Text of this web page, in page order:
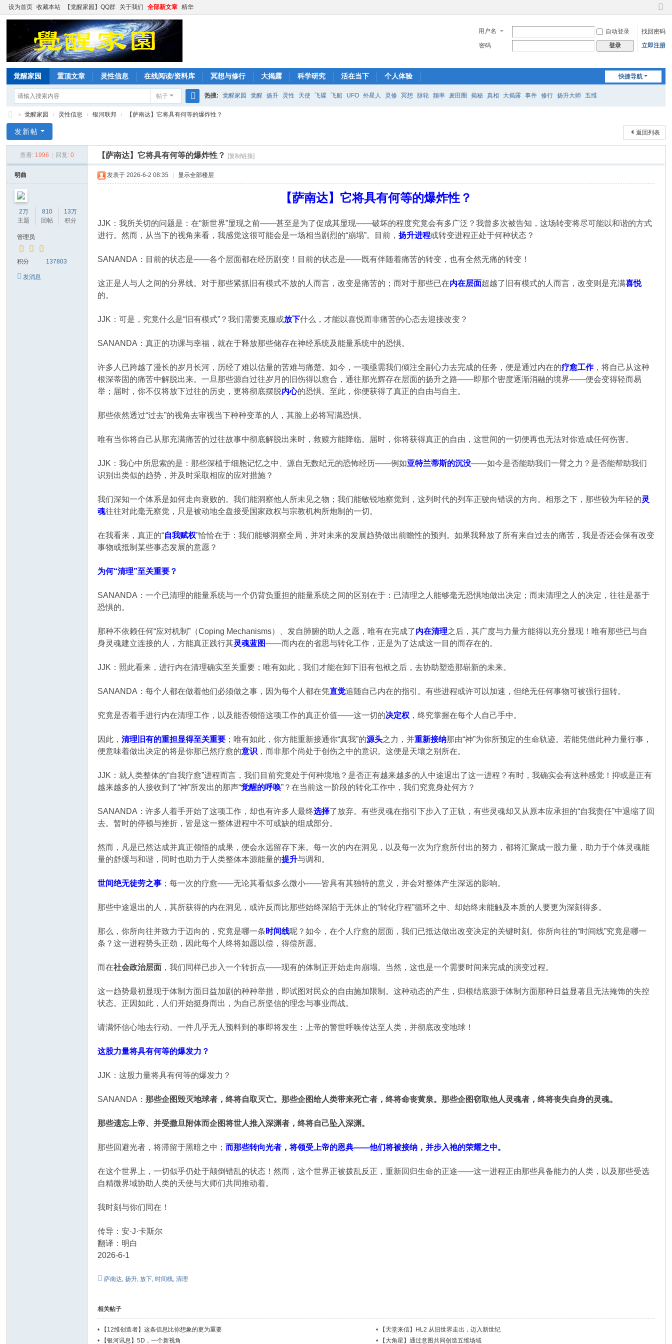
设为首页 收藏本站 【觉醒家园】QQ群 关于我们 全部新文章 精华
切
到
窄
用户名 自动登录
找回密码
密码
登录 立即注册
快捷导航
觉醒家园 置顶文章 灵性信息 在线阅读/资料库 冥想与修行 大揭露 科学研究 活在当下 个人体验
帖子
搜
热搜: 觉醒家园 觉醒 扬升 灵性 天使 飞碟 飞船 UFO 外星人 灵修 冥想 脉轮 频率 麦田圈 揭秘 真相 大揭露 事件 修行 扬升大师 五维
醒
园
» 觉醒家园 › 灵性信息 › 银河联邦 › 【萨南达】它将具有何等的爆炸性？
返回列表
发新帖
查看: 1996 回复: 0 【萨南达】它将具有何等的爆炸性？ [复制链接]
明曲
2万
主题
810
回帖
13万
积分
管理员
积分 137803
发消息
发表于 2026-6-2 08:35 显示全部楼层
【萨南达】它将具有何等的爆炸性？
JJK：我所关切的问题是：在“新世界”显现之前——甚至是为了促成其显现——破坏的程度究竟会有多广泛？我曾多次被告知，这场转变将尽可能以和谐的方式
进行。然而，从当下的视角来看，我感觉这很可能会是一场相当剧烈的“崩塌”。目前，扬升进程或转变进程正处于何种状态？
SANANDA：目前的状态是——各个层面都在经历剧变！目前的状态是——既有伴随着痛苦的转变，也有全然无痛的转变！
这正是人与人之间的分界线。对于那些紧抓旧有模式不放的人而言，改变是痛苦的；而对于那些已在内在层面超越了旧有模式的人而言，改变则是充满喜悦
的。
JJK：可是，究竟什么是“旧有模式”？我们需要克服或放下什么，才能以喜悦而非痛苦的心态去迎接改变？
SANANDA：真正的功课与幸福，就在于释放那些储存在神经系统及能量系统中的恐惧。
许多人已跨越了漫长的岁月长河，历经了难以估量的苦难与痛楚。如今，一项亟需我们倾注全副心力去完成的任务，便是通过内在的疗愈工作，将自己从这种
根深蒂固的痛苦中解脱出来。一旦那些源自过往岁月的旧伤得以愈合，通往那光辉存在层面的扬升之路——即那个密度逐渐消融的境界——便会变得轻而易
举；届时，你不仅将放下过往的历史，更将彻底摆脱内心的恐惧。至此，你便获得了真正的自由与自主。
那些依然透过“过去”的视角去审视当下种种变革的人，其脸上必将写满恐惧。
唯有当你将自己从那充满痛苦的过往故事中彻底解脱出来时，救赎方能降临。届时，你将获得真正的自由，这世间的一切便再也无法对你造成任何伤害。
JJK：我心中所思索的是：那些深植于细胞记忆之中、源自无数纪元的恐怖经历——例如亚特兰蒂斯的沉没——如今是否能助我们一臂之力？是否能帮助我们
识别出类似的趋势，并及时采取相应的应对措施？
我们深知一个体系是如何走向衰败的。我们能洞察他人所未见之物；我们能敏锐地察觉到，这列时代的列车正驶向错误的方向。相形之下，那些较为年轻的灵
魂往往对此毫无察觉，只是被动地全盘接受国家政权与宗教机构所炮制的一切。
在我看来，真正的“自我赋权”恰恰在于：我们能够洞察全局，并对未来的发展趋势做出前瞻性的预判。如果我释放了所有来自过去的痛苦，我是否还会保有改变
事物或抵制某些事态发展的意愿？
为何“清理”至关重要？
SANANDA：一个已清理的能量系统与一个仍背负重担的能量系统之间的区别在于：已清理之人能够毫无恐惧地做出决定；而未清理之人的决定，往往是基于
恐惧的。
那种不依赖任何“应对机制”（Coping Mechanisms）、发自肺腑的助人之愿，唯有在完成了内在清理之后，其广度与力量方能得以充分显现！唯有那些已与自
身灵魂建立连接的人，方能真正践行其灵魂蓝图——而内在的省思与转化工作，正是为了达成这一目的而存在的。
JJK：照此看来，进行内在清理确实至关重要；唯有如此，我们才能在卸下旧有包袱之后，去协助塑造那崭新的未来。
SANANDA：每个人都在做着他们必须做之事，因为每个人都在凭直觉追随自己内在的指引。有些进程或许可以加速，但绝无任何事物可被强行扭转。
究竟是否着手进行内在清理工作，以及能否领悟这项工作的真正价值——这一切的决定权 ，终究掌握在每个人自己手中。
因此，清理旧有的重担显得至关重要 ；唯有如此，你方能重新接通你“真我”的源头之力，并重新接纳那由“神”为你所预定的生命轨迹。若能凭借此种力量行事，
便意味着做出决定的将是你那已然疗愈的意识 ，而非那个尚处于创伤之中的意识。这便是天壤之别所在。
JJK：就人类整体的“自我疗愈”进程而言，我们目前究竟处于何种境地？是否正有越来越多的人中途退出了这一进程？有时，我确实会有这种感觉！抑或是正有
越来越多的人接收到了“神”所发出的那声“觉醒的呼唤”？在当前这一阶段的转化工作中，我们究竟身处何方？
SANANDA：许多人着手开始了这项工作，却也有许多人最终选择了放弃。有些灵魂在指引下步入了正轨，有些灵魂却又从原本应承担的“自我责任”中退缩了回
去。暂时的停顿与挫折，皆是这一整体进程中不可或缺的组成部分。
然而，凡是已然达成并真正领悟的成果，便会永远留存下来。每一次的内在洞见，以及每一次为疗愈所付出的努力，都将汇聚成一股力量，助力于个体灵魂能
量的舒缓与和谐，同时也助力于人类整体本源能量的提升与调和。
世间绝无徒劳之事 ；每一次的疗愈——无论其看似多么微小——皆具有其独特的意义，并会对整体产生深远的影响。
那些中途退出的人，其所获得的内在洞见，或许反而比那些始终深陷于无休止的“转化疗程”循环之中、却始终未能触及本质的人要更为深刻得多。
那么，你所向往并致力于迈向的，究竟是哪一条 时间线呢？如今，在个人疗愈的层面，我们已抵达做出改变决定的关键时刻。你所向往的“时间线”究竟是哪一
条？这一进程势头正劲，因此每个人终将如愿以偿，得偿所愿。
而在社会政治层面 ，我们同样已步入一个转折点——现有的体制正开始走向崩塌。当然，这也是一个需要时间来完成的演变过程。
这一趋势最初显现于体制方面日益加剧的种种举措，即试图对民众的自由施加限制。这种动态的产生，归根结底源于体制方面那种日益显著且无法掩饰的失控
状态。正因如此，人们开始挺身而出，为自己所坚信的理念与事业而战。
请满怀信心地去行动。一件几乎无人预料到的事即将发生：上帝的警世呼唤传达至人类，并彻底改变地球！
这股力量将具有何等的爆发力？
JJK：这股力量将具有何等的爆发力？
SANANDA：那些企图毁灭地球者，终将自取灭亡。那些企图给人类带来死亡者，终将命丧黄泉。那些企图窃取他人灵魂者，终将丧失自身的灵魂。
那些遗忘上帝、并受撒旦附体而企图将世人推入深渊者，终将自己坠入深渊。
那些回避光者，将滞留于黑暗之中；而那些转向光者，将领受上帝的恩典——他们将被接纳，并步入祂的荣耀之中。
在这个世界上，一切似乎仍处于颠倒错乱的状态！然而，这个世界正被拨乱反正，重新回归生命的正途——这一进程正由那些具备能力的人类，以及那些受选
自精微界域协助人类的天使与大师们共同推动着。
我时刻与你们同在！
传导：安·J·卡斯尔
翻译：明白
2026-6-1
萨南达,扬升,放下, 时间线,清理
相关帖子
• 【12维创造者】这条信息比你想象的更为重要 •
【天堂来信】HL2 从旧世界走出，迈入新世纪
•
【银河讯息】5D，一个新视角 • 【大角星】通过意图共同创造五维场域